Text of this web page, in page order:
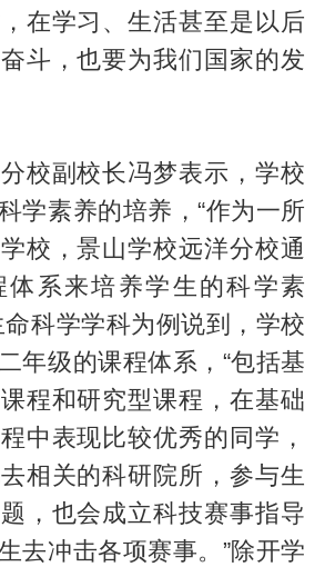
在学习、生活甚至是以后
斗，也要为我们国家的发
校副校长冯梦表示，学校
学素养的培养，“作为一所
校，景山学校远洋分校通
体系来培养学生的科学素
命科学学科为例说到，学校
年级的课程体系，“包括基
程和研究型课程，在基础
中表现比较优秀的同学，
相关的科研院所，参与生
，也会成立科技赛事指导
去冲击各项赛事。”除开学